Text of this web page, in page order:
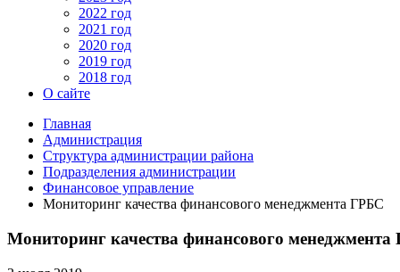
2022 год
2021 год
2020 год
2019 год
2018 год
О сайте
Главная
Администрация
Структура администрации района
Подразделения администрации
Финансовое управление
Мониторинг качества финансового менеджмента ГРБС
Мониторинг качества финансового